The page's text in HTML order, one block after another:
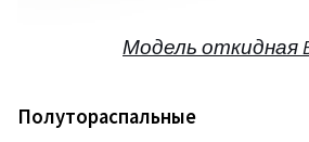
Модель откидная
Полутораспальные